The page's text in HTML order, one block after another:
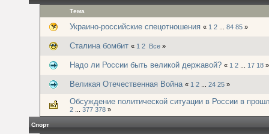
Тема
Украино-российские спецотношения « 1 2 84 85 »
Сталина бомбит « 1 2 Все »
Надо ли России быть великой державой? « 1 2 17 18 »
Великая Отечественная Война « 1 2 24 25 »
Обсуждение политической ситуации в России в
2 377 378 »
Спорт